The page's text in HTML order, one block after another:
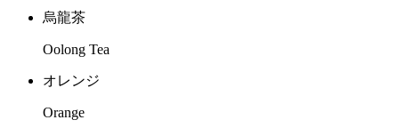
烏龍茶
Oolong Tea
オレンジ
Orange